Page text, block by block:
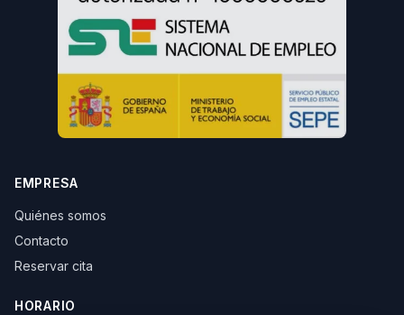
EMPRESA
Quiénes somos
Contacto
Reservar cita
HORARIO